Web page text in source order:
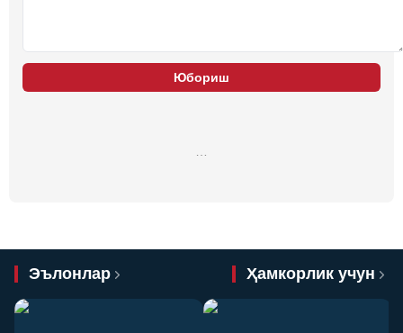
Юбориш
Эълонлар Ҳамкорлик учун